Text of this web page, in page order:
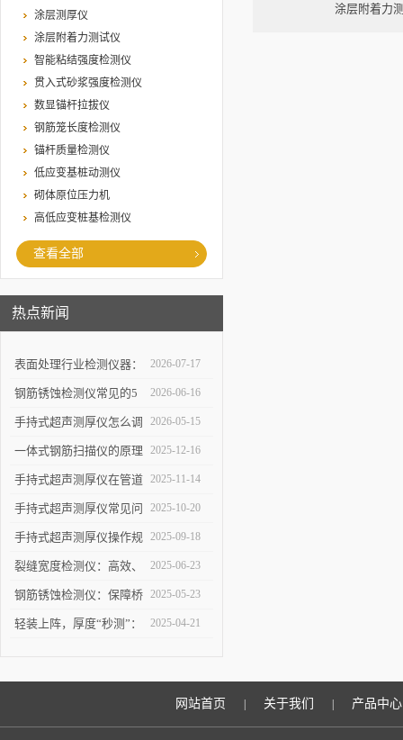
涂层测厚仪
涂层附着力测试仪
智能粘结强度检测仪
贯入式砂浆强度检测仪
数显锚杆拉拔仪
钢筋笼长度检测仪
锚杆质量检测仪
低应变基桩动测仪
砌体原位压力机
高低应变桩基检测仪
查看全部
热点新闻
表面处理行业检测仪器：
详解高精度涂层测厚仪的
校准方法与复杂曲面测量
操作技巧
2026-07-17
钢筋锈蚀检测仪常见的5
个使用误区，第3个最容
易踩坑
2026-06-16
手持式超声测厚仪怎么调
参数，出厂设置量程修正
使用教程
2026-05-15
一体式钢筋扫描仪的原理
与优势：快速、无损检测
混凝土中钢筋的科学依据
2025-12-16
手持式超声测厚仪在管道
壁厚检测中的具体应用
2025-11-14
手持式超声测厚仪常见问
题解析：解决数据波动、
探头故障，保障测量结果
可靠
2025-10-20
手持式超声测厚仪操作规
范：测点选择、数据记录
与环境干扰规避要点
2025-09-18
裂缝宽度检测仪：高效、
精准的裂缝检测解决方案
2025-06-23
钢筋锈蚀检测仪：保障桥
梁与建筑安全的智能检测
2025-05-23
轻装上阵，厚度“秒测”：
升检测效率？
2025-04-21
涂层附着力
网站首页 关于我们 产品中心